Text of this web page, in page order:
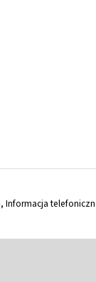
Informacja